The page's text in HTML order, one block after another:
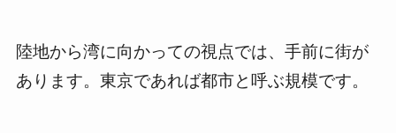
陸地から湾に向かっての視点では、手前に街が
あります。東京であれば都市と呼ぶ規模です。